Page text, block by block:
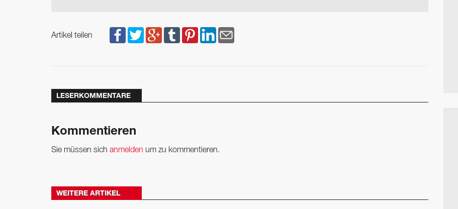
Artikel teilen
LESERKOMMENTARE
Kommentieren
Sie müssen sich anmelden um zu kommentieren.
WEITERE ARTIKEL